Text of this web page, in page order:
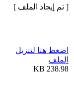
[ تم إيجاد الملف ]
اضغط هنا لتنزيل
الملف
238.98 KB